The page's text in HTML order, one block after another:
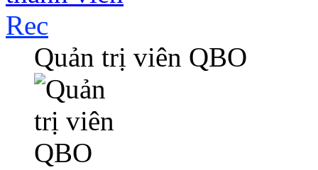
Rec
Quản trị viên QBO